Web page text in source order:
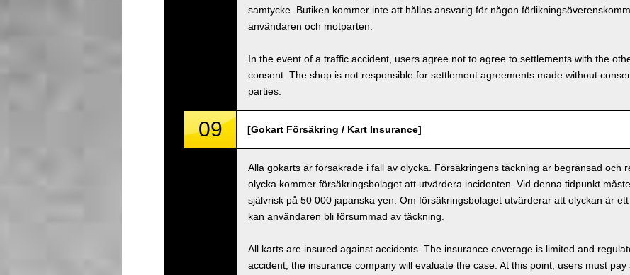
samtycke. Butiken kommer inte att hållas ansvarig för någon
användaren och motparten.
In the event of a traffic accident, users agree not to agree to settlements with the
consent. The shop is not responsible for settlement agreements made without
parties.
09 [Gokart Försäkring / Kart Insurance]
Alla gokarts är försäkrade i fall av olycka. Försäkringens täckning är begränsad och
olycka kommer försäkringsbolaget att utvärdera incidenten. Vid denna tidpunkt
självrisk på 50 000 japanska yen. Om försäkringsbolaget utvärderar att olyckan är
kan användaren bli försummad av täckning.
All karts are insured against accidents. The insurance coverage is limited and
accident, the insurance company will evaluate the case. At this point, users must pay